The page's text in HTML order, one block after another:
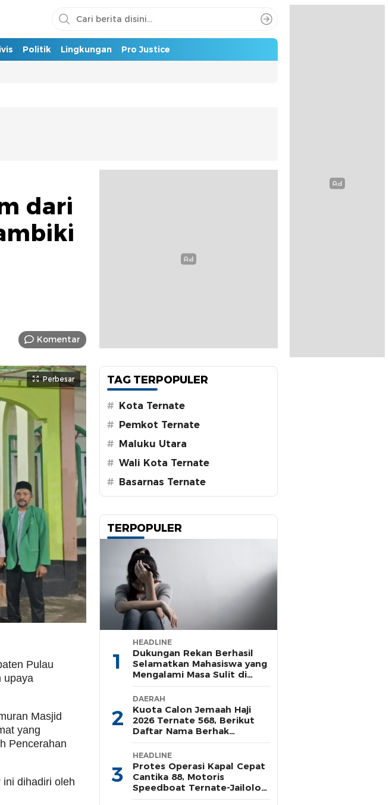
Politik Lingkungan Pro Justice
dari
Komentar
Perbesar
Pulau
upaya
Masjid
yang
Pencerahan
dihadiri oleh
TAG TERPOPULER
# Kota Ternate
# Pemkot Ternate
# Maluku Utara
# Wali Kota Ternate
# Basarnas Ternate
TERPOPULER
1
HEADLINE
Dukungan Rekan Berhasil
Selamatkan Mahasiswa yang
Mengalami Masa Sulit di
Rusunawa Unkhair
2
DAERAH
Kuota Calon Jemaah Haji
2026 Ternate 568, Berikut
Daftar Nama Berhak
Pelunasan Tahap Satu
3
HEADLINE
Protes Operasi Kapal Cepat
Cantika 88, Motoris
Speedboat Ternate-Jailolo
Siap Aksi di Tengah Laut